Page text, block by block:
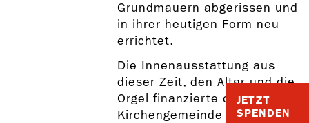
JETZT
SPENDEN
Grundmauern abgerissen und
in ihrer heutigen Form neu
errichtet.
Die Innenausstattung aus
dieser Zeit, den Altar und die
Orgel finanzierte die
Kirchengemeinde mit